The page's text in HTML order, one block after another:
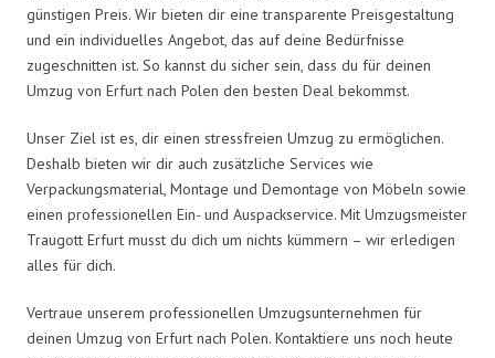
günstigen Preis. Wir bieten dir eine transparente Preisgestaltung
und ein individuelles Angebot, das auf deine Bedürfnisse
zugeschnitten ist. So kannst du sicher sein, dass du für deinen
Umzug von Erfurt nach Polen den besten Deal bekommst.
Unser Ziel ist es, dir einen stressfreien Umzug zu ermöglichen.
Deshalb bieten wir dir auch zusätzliche Services wie
Verpackungsmaterial, Montage und Demontage von Möbeln sowie
einen professionellen Ein- und Auspackservice. Mit Umzugsmeister
Traugott Erfurt musst du dich um nichts kümmern – wir erledigen
alles für dich.
Vertraue unserem professionellen Umzugsunternehmen für
deinen Umzug von Erfurt nach Polen. Kontaktiere uns noch heute